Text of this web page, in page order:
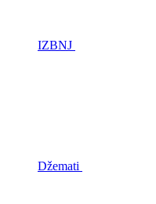
IZBNJ
Džemati